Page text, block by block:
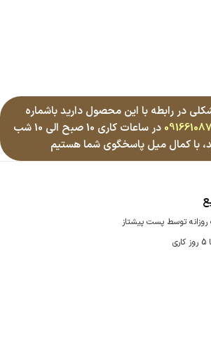
در رابطه با این محصول دارید باشماره
در ساعات کاری 10 صبح الی 10 شب
با کمال میل پاسخگوی شما هستیم
توسط پست پیشتاز